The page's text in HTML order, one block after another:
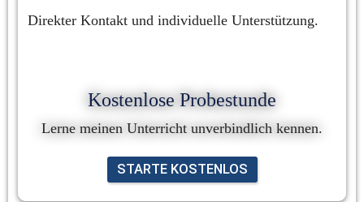
Direkter Kontakt und individuelle Unterstützung.
Kostenlose Probestunde
Lerne meinen Unterricht unverbindlich kennen.
STARTE KOSTENLOS